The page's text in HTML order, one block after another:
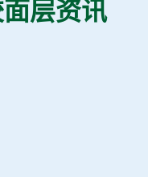
层资讯